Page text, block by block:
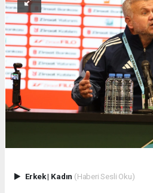
Erkek| Kadın (Haberi Sesli Oku)